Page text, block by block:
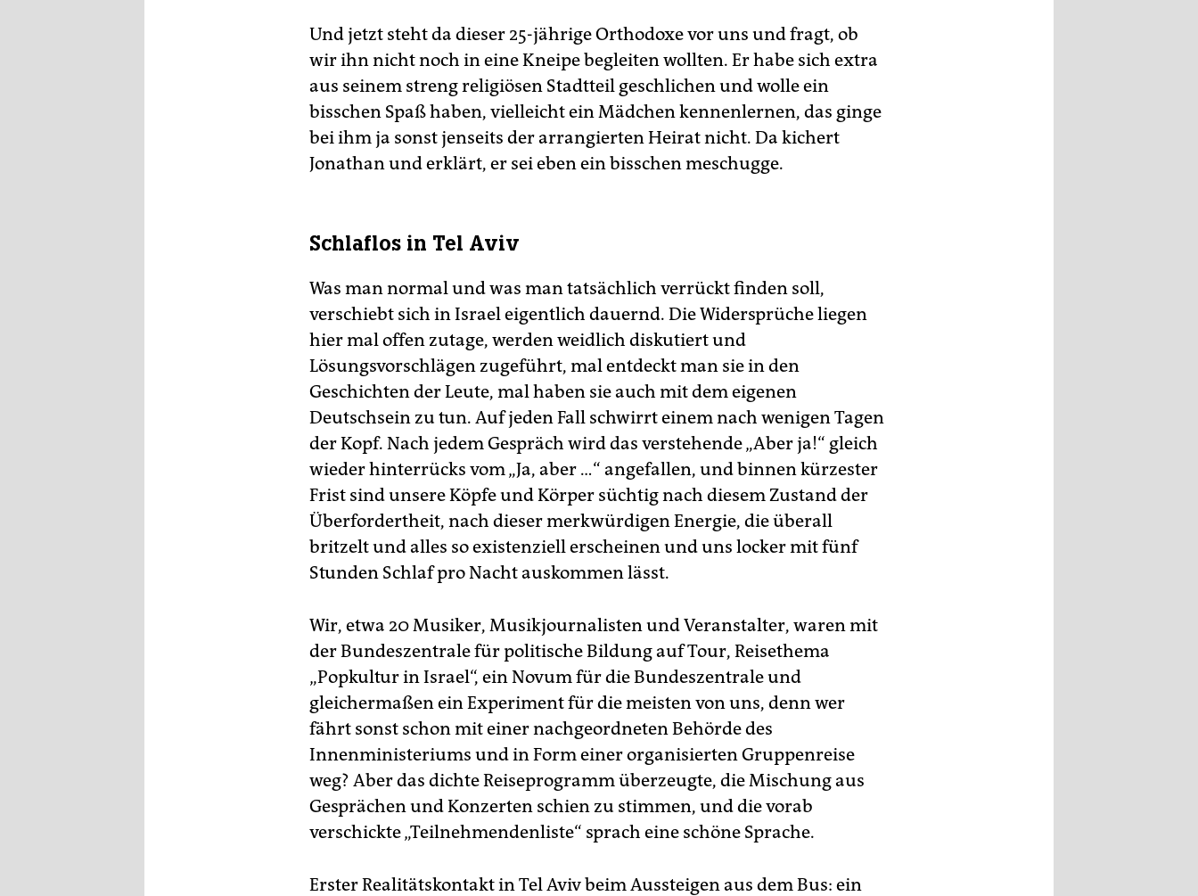
Und jetzt steht da dieser 25-jährige Orthodoxe vor uns und fragt, ob
wir ihn nicht noch in eine Kneipe begleiten wollten. Er habe sich extra
aus seinem streng religiösen Stadtteil geschlichen und wolle ein
bisschen Spaß haben, vielleicht ein Mädchen kennenlernen, das ginge
bei ihm ja sonst jenseits der arrangierten Heirat nicht. Da kichert
Jonathan und erklärt, er sei eben ein bisschen meschugge.
Schlaflos in Tel Aviv
Was man normal und was man tatsächlich verrückt finden soll,
verschiebt sich in Israel eigentlich dauernd. Die Widersprüche liegen
hier mal offen zutage, werden weidlich diskutiert und
Lösungsvorschlägen zugeführt, mal entdeckt man sie in den
Geschichten der Leute, mal haben sie auch mit dem eigenen
Deutschsein zu tun. Auf jeden Fall schwirrt einem nach wenigen Tagen
der Kopf. Nach jedem Gespräch wird das verstehende „Aber ja!“ gleich
wieder hinterrücks vom „Ja, aber …“ angefallen, und binnen kürzester
Frist sind unsere Köpfe und Körper süchtig nach diesem Zustand der
Überfordertheit, nach dieser merkwürdigen Energie, die überall
britzelt und alles so existenziell erscheinen und uns locker mit fünf
Stunden Schlaf pro Nacht auskommen lässt.
Wir, etwa 20 Musiker, Musikjournalisten und Veranstalter, waren mit
der Bundeszentrale für politische Bildung auf Tour, Reisethema
„Popkultur in Israel“, ein Novum für die Bundeszentrale und
gleichermaßen ein Experiment für die meisten von uns, denn wer
fährt sonst schon mit einer nachgeordneten Behörde des
Innenministeriums und in Form einer organisierten Gruppenreise
weg? Aber das dichte Reiseprogramm überzeugte, die Mischung aus
Gesprächen und Konzerten schien zu stimmen, und die vorab
verschickte „Teilnehmendenliste“ sprach eine schöne Sprache.
Erster Realitätskontakt in Tel Aviv beim Aussteigen aus dem Bus: ein